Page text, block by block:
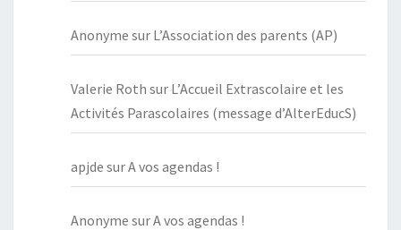
Anonyme sur L’Association des parents (AP)
Valerie Roth sur L’Accueil Extrascolaire et les
Activités Parascolaires (message d’AlterEducS)
apjde surA vos agendas !
Anonyme surA vos agendas !